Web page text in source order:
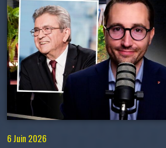
6 Juin 2026